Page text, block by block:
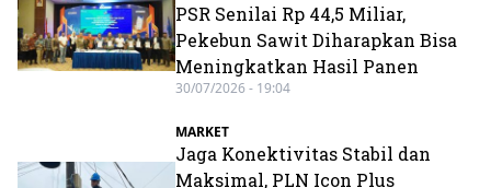
PSR Senilai Rp 44,5 Miliar,
Pekebun Sawit Diharapkan Bisa
Meningkatkan Hasil Panen
30/07/2026 - 19:04
MARKET
Jaga Konektivitas Stabil dan
Maksimal, PLN Icon Plus